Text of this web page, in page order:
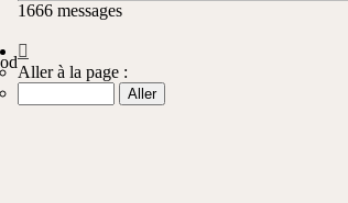
1666 messages
131
sur
167
Aller à la page :